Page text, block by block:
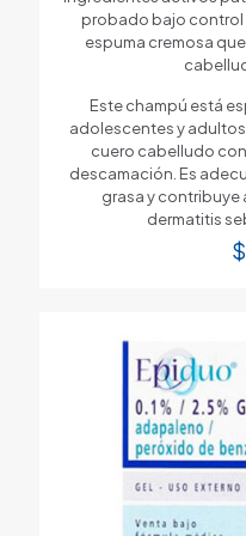
probado bajo
espuma cremosa
Este champú está
adolescentes y
cuero cabelludo
descamación. Es
grasa y contribuye
dermatitis
$